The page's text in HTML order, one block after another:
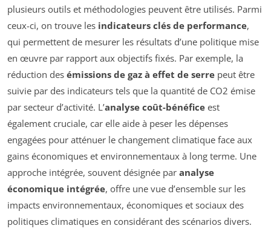
plusieurs outils et méthodologies peuvent être utilisés. Parmi
ceux-ci, on trouve les indicateurs clés de performance,
qui permettent de mesurer les résultats d’une politique mise
en œuvre par rapport aux objectifs fixés. Par exemple, la
réduction des émissions de gaz à effet de serre peut être
suivie par des indicateurs tels que la quantité de CO2 émise
par secteur d’activité. L’analyse coût-bénéfice est
également cruciale, car elle aide à peser les dépenses
engagées pour atténuer le changement climatique face aux
gains économiques et environnementaux à long terme. Une
approche intégrée, souvent désignée par analyse
économique intégrée, offre une vue d’ensemble sur les
impacts environnementaux, économiques et sociaux des
politiques climatiques en considérant des scénarios divers.